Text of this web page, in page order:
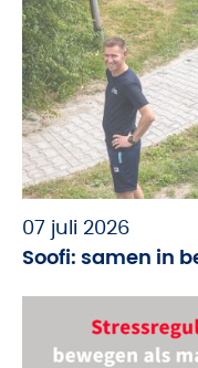
07 juli 2026
Soofi: samen in